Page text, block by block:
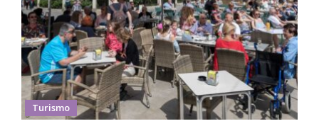
Turismo